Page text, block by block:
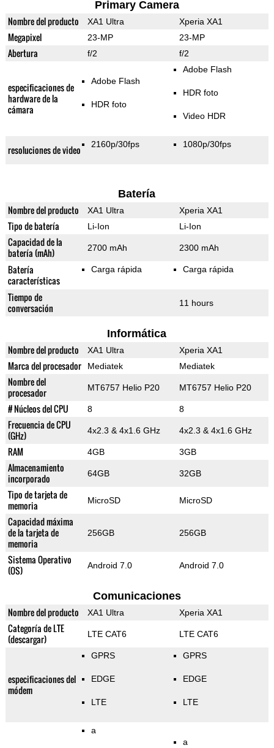
Primary Camera
Nombre del producto XA1 Ultra Xperia XA1
Megapixel 23-MP 23-MP
Abertura f/2 f/2
especificaciones de
hardware de la
cámara
Adobe Flash
HDR foto
Adobe Flash
HDR foto
Video HDR
resoluciones de video 2160p/30fps 1080p/30fps
Batería
Nombre del producto XA1 Ultra Xperia XA1
Tipo de batería Li-Ion Li-Ion
Capacidad de la
batería (mAh)
2700 mAh 2300 mAh
Batería
características
Carga rápida Carga rápida
Tiempo de
conversación
11 hours
Informática
Nombre del producto XA1 Ultra Xperia XA1
Marca del procesador Mediatek Mediatek
Nombre del
procesador
MT6757 Helio P20 MT6757 Helio P20
# Núcleos del CPU 8 8
Frecuencia de CPU
(GHz)
4x2.3 & 4x1.6 GHz 4x2.3 & 4x1.6 GHz
RAM 4GB 3GB
Almacenamiento
incorporado
64GB 32GB
Tipo de tarjeta de
memoria
MicroSD MicroSD
Capacidad máxima
de la tarjeta de
memoria
256GB 256GB
Sistema Operativo
(OS)
Android 7.0 Android 7.0
Comunicaciones
Nombre del producto XA1 Ultra Xperia XA1
Categoría de LTE
(descargar)
LTE CAT6 LTE CAT6
especificaciones del
módem
GPRS
EDGE
LTE
GPRS
EDGE
LTE
a
a